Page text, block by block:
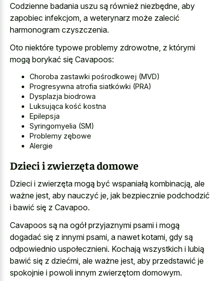
Codzienne badania uszu są również niezbędne, aby
zapobiec infekcjom, a weterynarz może zalecić
harmonogram czyszczenia.
Oto niektóre typowe problemy zdrowotne, z którymi
mogą borykać się Cavapoos:
Choroba zastawki pośrodkowej (MVD)
Progresywna atrofia siatkówki (PRA)
Dysplazja biodrowa
Luksująca kość kostna
Epilepsja
Syringomyelia (SM)
Problemy zębowe
Alergie
Dzieci i zwierzęta domowe
Dzieci i zwierzęta mogą być wspaniałą kombinacją, ale
ważne jest, aby nauczyć je, jak bezpiecznie podchodzić
i bawić się z Cavapoo.
Cavapoos są na ogół przyjaznymi psami i mogą
dogadać się z innymi psami, a nawet kotami, gdy są
odpowiednio uspołecznieni. Kochają wszystkich i lubią
bawić się z dziećmi, ale ważne jest, aby przedstawić je
spokojnie i powoli innym zwierzętom domowym.